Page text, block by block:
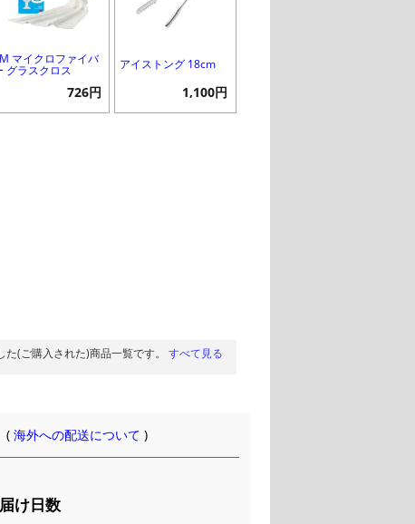
マイクロファイバ
グラスクロス
726円
アイストング 18cm
1,100円
た(ご購入された)商品一覧です。 すべて見る
(海外への配送について )
け日数